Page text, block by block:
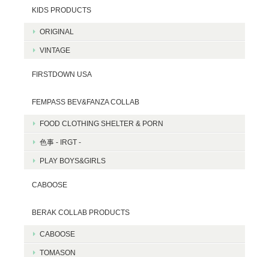
KIDS PRODUCTS
ORIGINAL
VINTAGE
FIRSTDOWN USA
FEMPASS BEV&FANZA COLLAB
FOOD CLOTHING SHELTER & PORN
色事 - IRGT -
PLAY BOYS&GIRLS
CABOOSE
BERAK COLLAB PRODUCTS
CABOOSE
TOMASON